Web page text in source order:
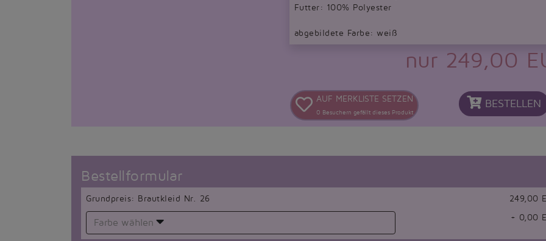
Futter: 100% Polyester
abgebildete Farbe: weiß
nur 249,00
AUF MERKLISTE SETZEN
0 Besuchern gefällt dieses Produkt
BESTELLEN
Bestellformular
Grundpreis: Brautkleid Nr. 26 249,00
Farbe wählen + 0,00